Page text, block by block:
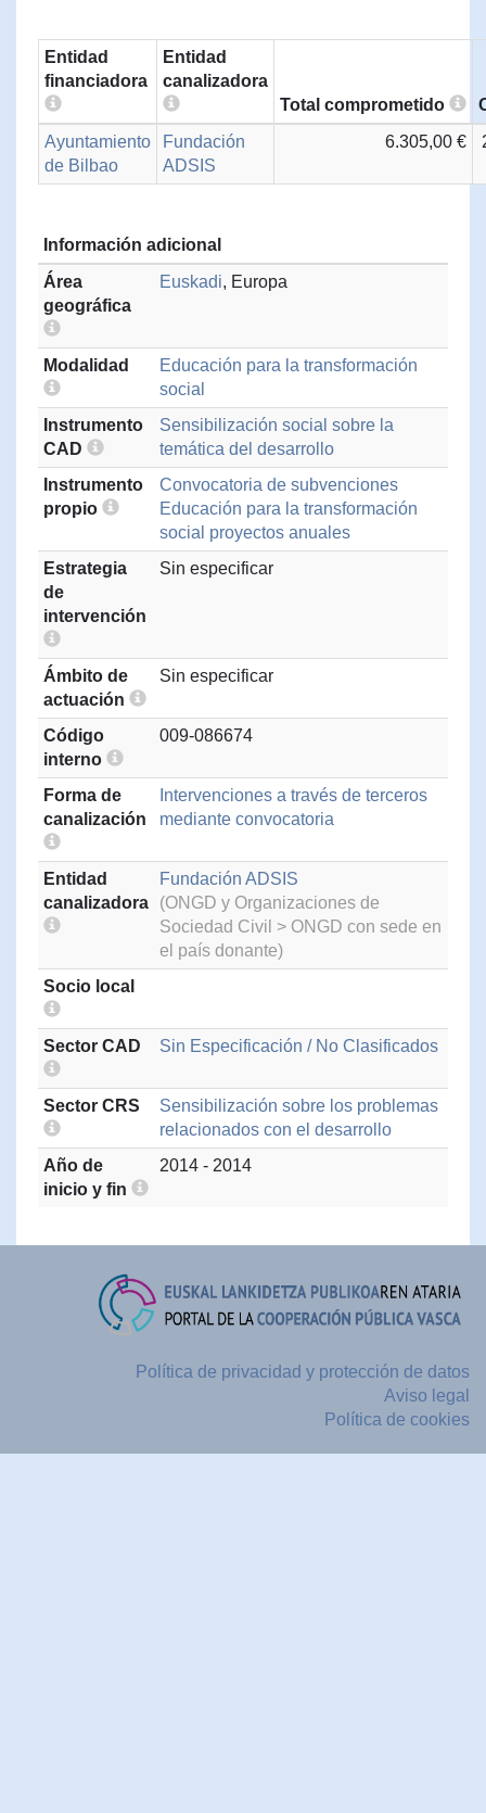
Entidad
financiadora
Entidad
canalizadora
Total comprometido
Ayuntamiento
de Bilbao
Fundación
ADSIS
6.305,00 €
Información adicional
Área
geográfica
Euskadi, Europa
Modalidad
Educación para la transformación
social
Instrumento
CAD
Sensibilización social sobre la
temática del desarrollo
Instrumento
propio
Convocatoria de subvenciones
Educación para la transformación
social proyectos anuales
Estrategia
de
intervención
Sin especificar
Ámbito de
actuación
Sin especificar
Código
interno
009-086674
Forma de
canalización
Intervenciones a través de terceros
mediante convocatoria
Entidad
canalizadora
Fundación ADSIS
(ONGD y Organizaciones de
Sociedad Civil > ONGD con sede en
el país donante)
Socio local
Sector CAD Sin Especificación / No Clasificados
Sector CRS
Sensibilización sobre los problemas
relacionados con el desarrollo
Año de
inicio y fin
2014 - 2014
Política de privacidad y protección de datos
Aviso legal
Política de cookies